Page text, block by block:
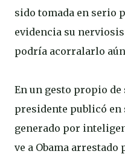
sido tomada en serio
evidencia su
podría acorralarlo
En un gesto propio
presidente publicó en
generado por
ve a Obama arrestado